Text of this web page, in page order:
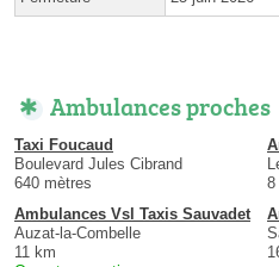
Ambulances proches
Taxi Foucaud
Boulevard Jules Cibrand
640 mètres
8
Ambulances Vsl Taxis Sauvadet
Auzat-la-Combelle
11 km